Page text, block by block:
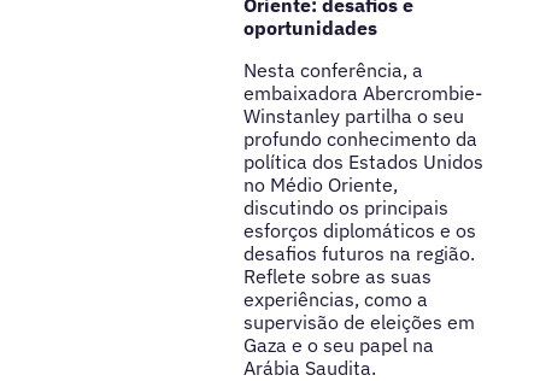
oportunidades
Nesta conferência, a
embaixadora Abercrombie-
Winstanley partilha o seu
profundo conhecimento da
política dos Estados Unidos
no Médio Oriente,
discutindo os principais
esforços diplomáticos e os
desafios futuros na região.
Reflete sobre as suas
experiências, como a
supervisão de eleições em
Gaza e o seu papel na
Arábia Saudita.